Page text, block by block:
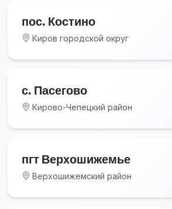
пос. Костино
Киров городской округ
с. Пасегово
Кирово-Чепецкий район
пгт Верхошижемье
Верхошижемский район